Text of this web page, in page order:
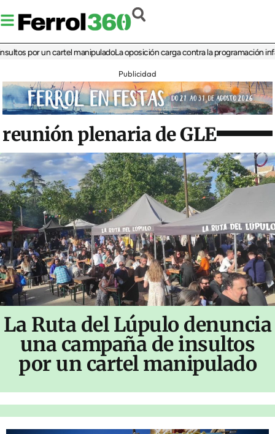
por un cartel manipuladoLa oposición carga contra la programación infantil
Publicidad
reunión plenaria de GLE
La Ruta del Lúpulo denuncia
una campaña de insultos
por un cartel manipulado